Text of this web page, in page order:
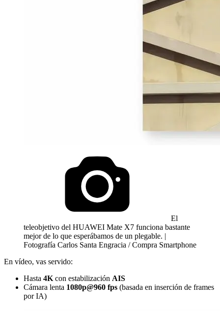
El
teleobjetivo del HUAWEI Mate X7 funciona bastante
mejor de lo que esperábamos de un plegable. |
Fotografía Carlos Santa Engracia / Compra Smartphone
En vídeo, vas servido:
Hasta 4K con estabilización AIS
Cámara lenta 1080p@960 fps (basada en inserción de frames
por IA)